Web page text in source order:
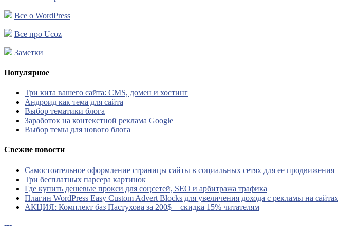
Все о WordPress
Все про Ucoz
Заметки
Популярное
Три кита вашего сайта: CMS, домен и хостинг
Андроид как тема для сайта
Выбор тематики блога
Заработок на контекстной реклама Google
Выбор темы для нового блога
Свежие новости
Самостоятельное оформление страницы сайты в социальных сетях для ее продвижения
Три бесплатных парсера картинок
Где купить дешевые прокси для соцсетей, SEO и арбитража трафика
Плагин WordPress Easy Custom Advert Blocks для увеличения дохода с рекламы на сайтах
АКЦИЯ: Комплект баз Пастухова за 200$ + скидка 15% читателям
---